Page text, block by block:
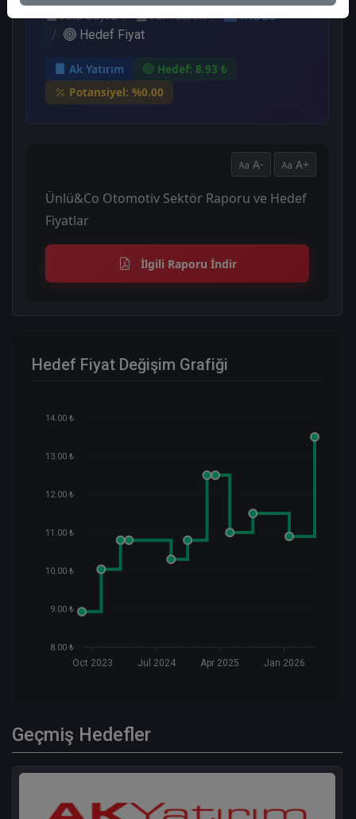
Ana Sayfa Ak Yatırım
INDES
Hedef Fiyat
Ak Yatırım
Hedef: 8.93 ₺
Potansiyel: %0.00
A- A+
Ünlü&Co Otomotiv Sektör Raporu ve Hedef
Fiyatlar
İlgili Raporu İndir
Hedef Fiyat Değişim Grafiği
14.00 ₺
13.00 ₺
12.00 ₺
11.00 ₺
10.00 ₺
9.00 ₺
8.00 ₺
Oct 2023 Jul 2024 Apr 2025 Jan 2026
Geçmiş Hedefler